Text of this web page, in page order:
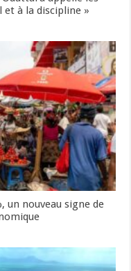
et à la discipline »
un nouveau signe de